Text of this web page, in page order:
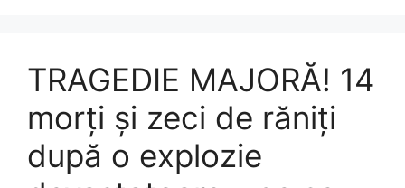
TRAGEDIE MAJORĂ! 14
morți și zeci de răniți
după o explozie